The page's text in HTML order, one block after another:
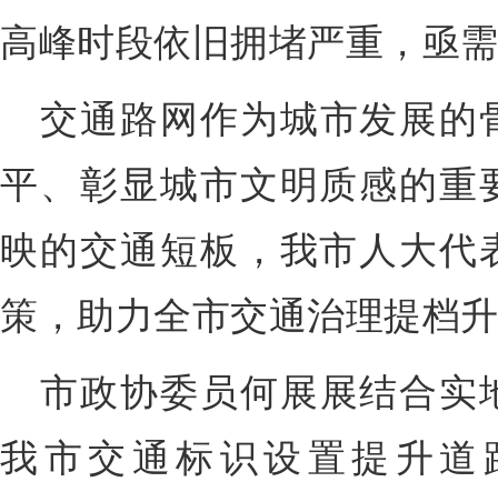
高峰时段依旧拥堵严重，亟
交通路网作为城市发展的
平、彰显城市文明质感的重
映的交通短板，我市人大代
策，助力全市交通治理提档
市政协委员何展展结合实
我市交通标识设置提升